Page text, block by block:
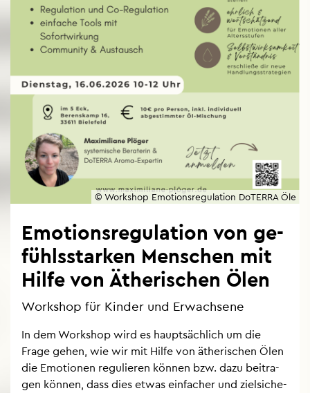
© Work­shop Emo­ti­ons­re­gu­la­ti­on Do­TER­RA Öle
Emo­ti­ons­re­gu­la­ti­on von ge­
fühls­star­ken Men­schen mit
Hilfe von Äthe­ri­schen Ölen
Work­shop für Kin­der und Er­wach­se­ne
In dem Work­shop wird es haupt­säch­lich um die
Frage gehen, wie wir mit Hilfe von äthe­ri­schen Ölen
die Emo­tio­nen re­gu­lie­ren kön­nen bzw. dazu bei­tra­
gen kön­nen, dass dies etwas ein­fa­cher und ziel­si­che­